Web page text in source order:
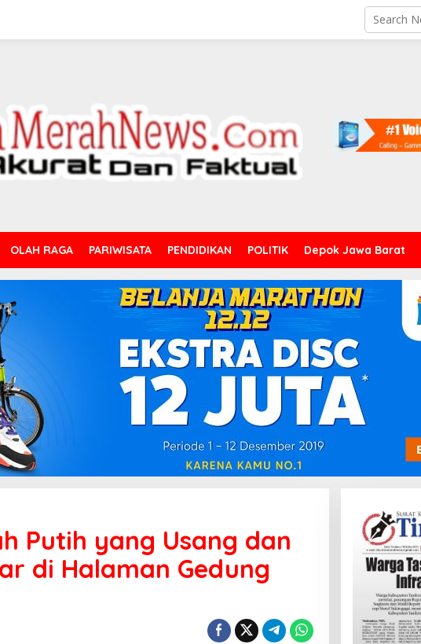
OLAH RAGA PARIWISATA PENDIDIKAN POLITIK Depok Jawa Barat
Putih yang Usang dan
di Halaman Gedung